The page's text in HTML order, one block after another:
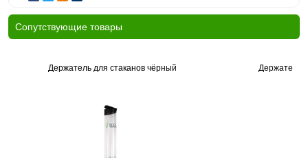
Cопутствующие товары
Держатель для стаканов чёрный Держатель